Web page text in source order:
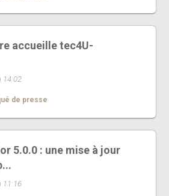
accueille tec4U-
14:02
de presse
5.0.0 : une mise à jour
11:16